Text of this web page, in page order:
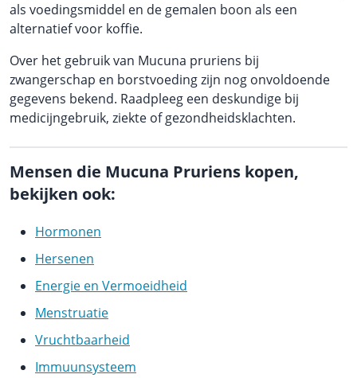
als voedingsmiddel en de gemalen boon als een
alternatief voor koffie.
Over het gebruik van Mucuna pruriens bij
zwangerschap en borstvoeding zijn nog onvoldoende
gegevens bekend. Raadpleeg een deskundige bij
medicijngebruik, ziekte of gezondheidsklachten.
Mensen die Mucuna Pruriens kopen,
bekijken ook:
Hormonen
Hersenen
Energie en Vermoeidheid
Menstruatie
Vruchtbaarheid
Immuunsysteem